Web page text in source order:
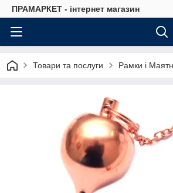
ПРАМАРКЕТ - інтернет магазин
Товари та послуги Рамки і